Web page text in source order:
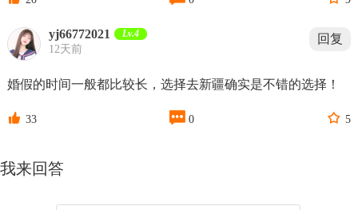
yj66772021 Lv.4
12天前
回复
婚假的时间一般都比较长，选择去新疆确实是不错的选择！
 33  0  5
我来回答